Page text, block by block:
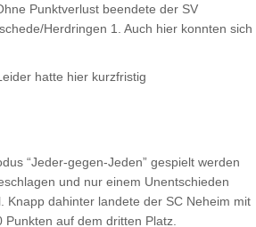
Punktverlust beendete der SV
Herdringen 1. Auch hier konnten sich
hatte hier kurzfristig
“Jeder-gegen-Jeden” gespielt werden
und nur einem Unentschieden
Knapp dahinter landete der SC Neheim mit
auf dem dritten Platz.